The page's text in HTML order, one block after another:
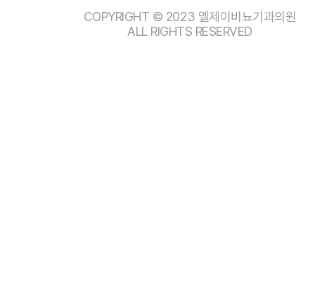
COPYRIGHT © 2023 엘제이비뇨기과의원
ALL RIGHTS RESERVED